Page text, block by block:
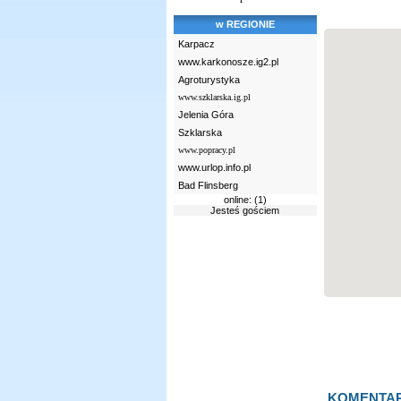
w REGIONIE
Karpacz
www.karkonosze.ig2.pl
Agroturystyka
www.szklarska.ig.pl
Jelenia Góra
Szklarska
www.popracy.pl
www.urlop.info.pl
Bad Flinsberg
online: (1)
Jesteś gościem